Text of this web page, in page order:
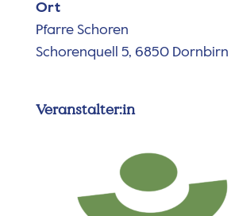
Ort
Pfarre Schoren
Schorenquell 5, 6850 Dornbirn
Veranstalter:in